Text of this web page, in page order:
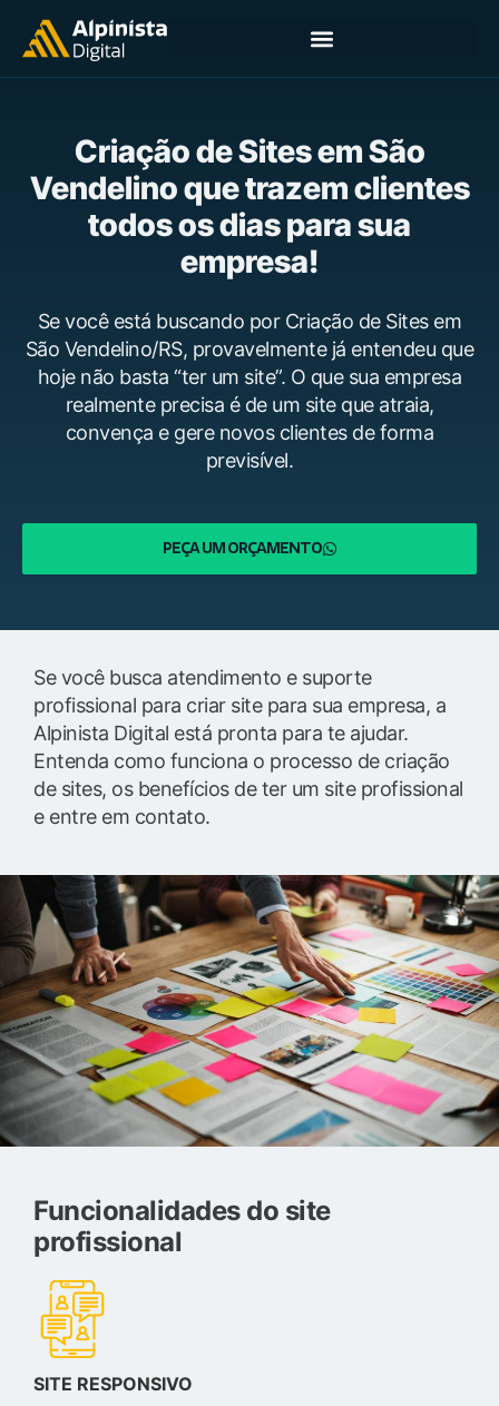
Criação de Sites em São
Vendelino que trazem clientes
todos os dias para sua
empresa!
Se você está buscando por Criação de Sites em
São Vendelino/RS, provavelmente já entendeu que
hoje não basta “ter um site”. O que sua empresa
realmente precisa é de um site que atraia,
convença e gere novos clientes de forma
previsível.
PEÇA UM ORÇAMENTO
Se você busca atendimento e suporte
profissional para criar site para sua empresa, a
Alpinista Digital está pronta para te ajudar.
Entenda como funciona o processo de criação
de sites, os benefícios de ter um site profissional
e entre em contato.
Funcionalidades do site
profissional
SITE RESPONSIVO